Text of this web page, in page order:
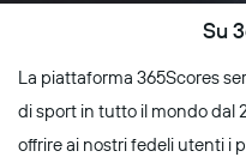
Su
La piattaforma 365Scores
di sport in tutto il mondo dal
offrire ai nostri fedeli utenti i